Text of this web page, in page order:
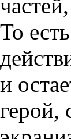
То
и
герой,